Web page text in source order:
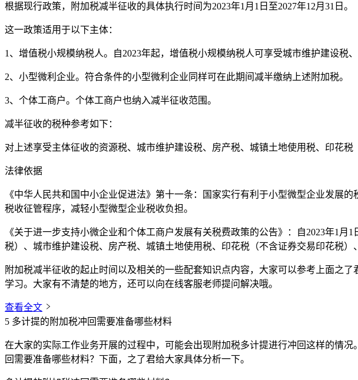
根据现行政策，附加税减半征收的具体执行时间为‌2023年1月1日至2027年12月31日‌ 。
这一政策适用于以下主体：
1、增值税小规模纳税人‌。自2023年起，增值税小规模纳税人可享受城市维护建设税
2、小型微利企业‌。符合条件的小型微利企业同样可在此期间减半缴纳上述附加税。‌‌‌‌
3、个体工商户‌。个体工商户也纳入减半征收范围。‌‌‌‌
减半征收的税种参考如下：
对上述享受主体征收的资源税、城市维护建设税、房产税、城镇土地使用税、印花
法律依据
《中华人民共和国中小企业促进法》第十一条：国家实行有利于小型微型企业发展
税收征管程序，减轻小型微型企业税收负担。
《关于进一步支持小微企业和个体工商户发展有关税费政策的公告》：自2023年1
税）、城市维护建设税、房产税、城镇土地使用税、印花税（不含证券交易印花税）
附加税减半征收的起止时间以及相关的一些配套知识点内容，大家可以参考上面之
学习。大家有不清楚的地方，还可以向在线客服老师提问解决哦。
查看全文
5 多计提的附加税冲回需要准备哪些材料
在大家的实际工作业务开展的过程中，可能会出现附加税多计提进行冲回这样的情
回需要准备哪些材料？下面，之了君给大家具体分析一下。